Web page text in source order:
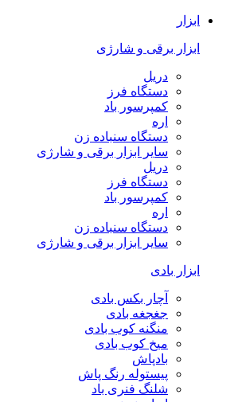
ابزار
ابزار برقی و شارژی
دریل
دستگاه فرز
کمپرسور باد
اره
دستگاه سنباده زن
سایر ابزار برقی و شارژی
دریل
دستگاه فرز
کمپرسور باد
اره
دستگاه سنباده زن
سایر ابزار برقی و شارژی
ابزار بادی
آچار بکس بادی
جغجغه بادی
منگنه کوب بادی
میخ کوب بادی
بادپاش
پیستوله رنگ پاش
شلنگ فنری باد